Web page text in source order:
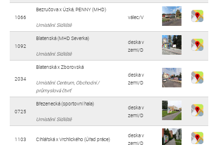
1066
Bezručova x Úzká, PENNY (MHD)
Umístění: Sídliště
válec/V
1092
Blatenská (MHD Severka)
Umístění: Sídliště
deska v
zemi/D
2034
Blatenská x Zborovská
Umístění: Centrum, Obchodní /
průmyslová čtvrť
deska v
zemi/D
0725
Březenecká (sportovní hala)
Umístění: Sídliště
deska v
zemi/D
1103 Cihlářská x Vrchlického (Úřad práce)
deska v
zemi/D